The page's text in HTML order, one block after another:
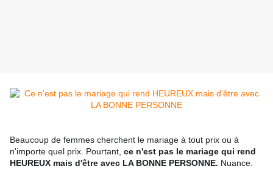
Beaucoup de femmes cherchent le mariage à tout prix ou à
n'importe quel prix. Pourtant, ce n'est pas le mariage qui rend
HEUREUX mais d'être avec LA BONNE PERSONNE. Nuance.